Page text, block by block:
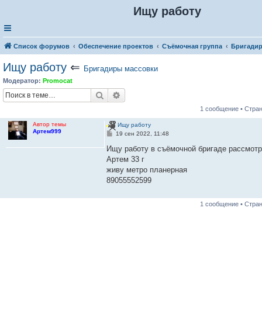
Ищу работу
Список форумов Обеспечение проектов Съёмочная группа
Ищу работу ⇐ Бригадиры массовки
Модератор: Promocat
Поиск
1 сообщение •
Автор темы
Артем999
Ищу работу
С
о
б
щ
е
и
19 сен 2022, 11:48
Ищу работу в съёмочной бригаде
Артем 33 г
живу метро планерная
89055552599
1 сообщение •